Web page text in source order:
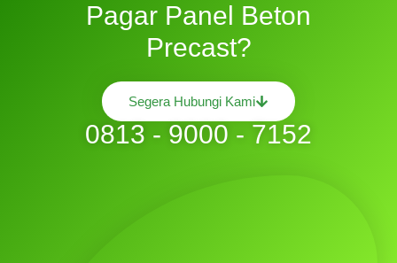
Pagar Panel Beton
Precast?
Segera Hubungi Kami
0813 - 9000 - 7152